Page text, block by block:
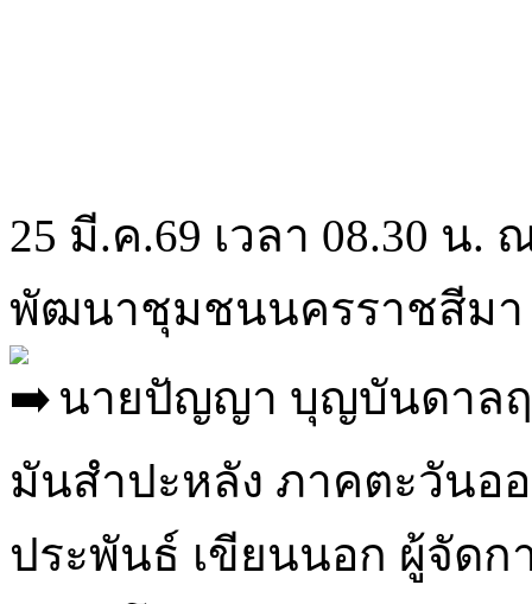
25 มี.ค.69 เวลา 08.30
พัฒนาชุมชนนครราชสีมา
นายปัญญา บุญบันดาลฤ
มันสำปะหลัง ภาคตะวันอ
ประพันธ์ เขียนนอก ผู้จัดก